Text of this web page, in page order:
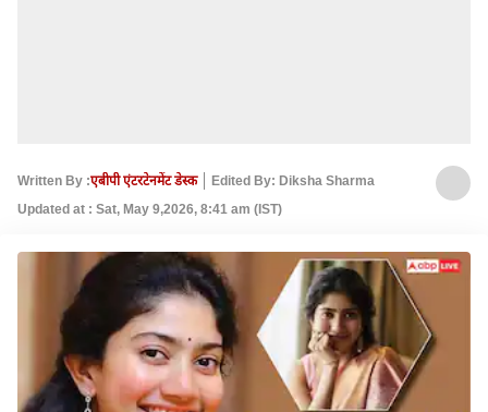
Written By :एबीपी एंटरटेनमेंट डेस्क
Edited By: Diksha Sharma
Updated at : Sat, May 9,2026, 8:41 am (IST)